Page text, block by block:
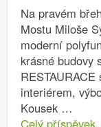
Na pravém
Mostu Miloše
moderní
krásné budovy
interiérem,
Kousek …
Celý příspěvek